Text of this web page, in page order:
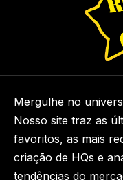
Mergulhe no
Nosso site traz as
favoritos, as mais
criação de HQs e
tendências do